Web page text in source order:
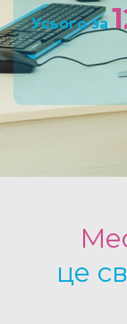
Усього за
це